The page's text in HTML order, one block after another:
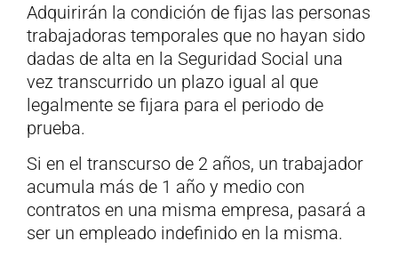
Adquirirán la condición de fijas las personas
trabajadoras temporales que no hayan sido
dadas de alta en la Seguridad Social una
vez transcurrido un plazo igual al que
legalmente se fijara para el periodo de
prueba.
Si en el transcurso de 2 años, un trabajador
acumula más de 1 año y medio con
contratos en una misma empresa, pasará a
ser un empleado indefinido en la misma.